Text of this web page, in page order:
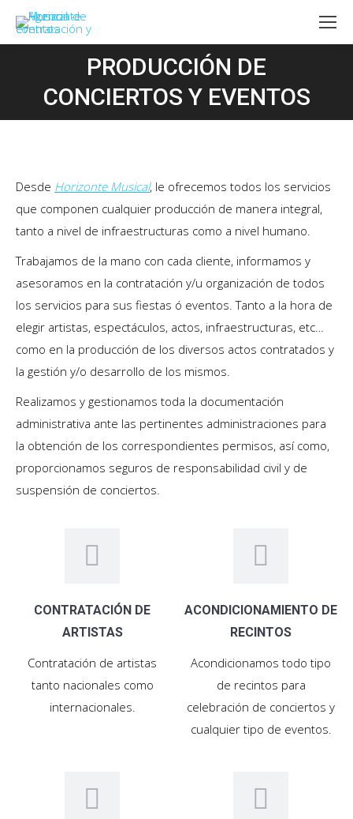
PRODUCCIÓN DE
CONCIERTOS Y EVENTOS
Desde Horizonte Musical, le ofrecemos todos los servicios
que componen cualquier producción de manera integral,
tanto a nivel de infraestructuras como a nivel humano.
Trabajamos de la mano con cada cliente, informamos y
asesoramos en la contratación y/u organización de todos
los servicios para sus fiestas ó eventos. Tanto a la hora de
elegir artistas, espectáculos, actos, infraestructuras, etc…
como en la producción de los diversos actos contratados y
la gestión y/o desarrollo de los mismos.
Realizamos y gestionamos toda la documentación
administrativa ante las pertinentes administraciones para
la obtención de los correspondientes permisos, así como,
proporcionamos seguros de responsabilidad civil y de
suspensión de conciertos.
CONTRATACIÓN DE
ARTISTAS
Contratación de artistas
tanto nacionales como
internacionales.
ACONDICIONAMIENTO DE
RECINTOS
Acondicionamos todo tipo
de recintos para
celebración de conciertos y
cualquier tipo de eventos.